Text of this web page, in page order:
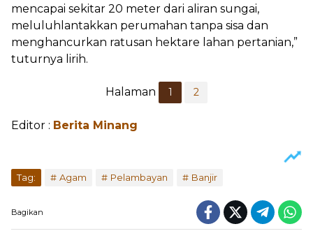
mencapai sekitar 20 meter dari aliran sungai,
meluluhlantakkan perumahan tanpa sisa dan
menghancurkan ratusan hektare lahan pertanian,”
tuturnya lirih.
Halaman 1 2
Editor : Berita Minang
Tag: Agam Pelambayan Banjir
Bagikan